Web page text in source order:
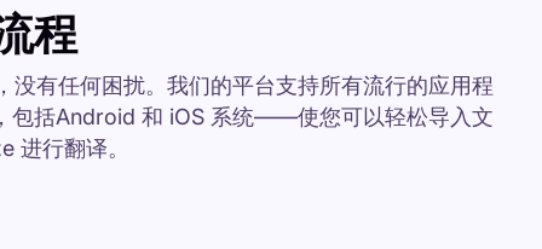
程
没有任何困扰。我们的平台支持所有流行的应用程
包括Android 和 iOS 系统——使您可以轻松导入文
进行翻译。